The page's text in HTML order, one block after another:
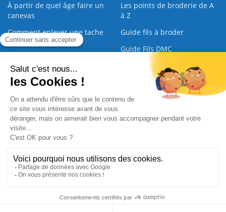
À partir de quel âge faire un
canevas
Les points de broderie de A
à Z
Comment enlever une tache
sur une broderie
Guide fils à broder
Guide Fils DMC
Guide de la Broderie
Commande Papier | Qui sommes nous | Nous contacter |